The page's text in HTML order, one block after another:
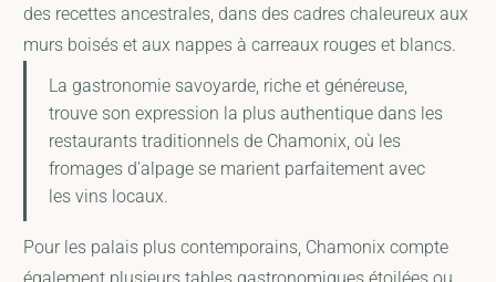
des recettes ancestrales, dans des cadres chaleureux aux
murs boisés et aux nappes à carreaux rouges et blancs.
La gastronomie savoyarde, riche et généreuse,
trouve son expression la plus authentique dans les
restaurants traditionnels de Chamonix, où les
fromages d'alpage se marient parfaitement avec
les vins locaux.
Pour les palais plus contemporains, Chamonix compte